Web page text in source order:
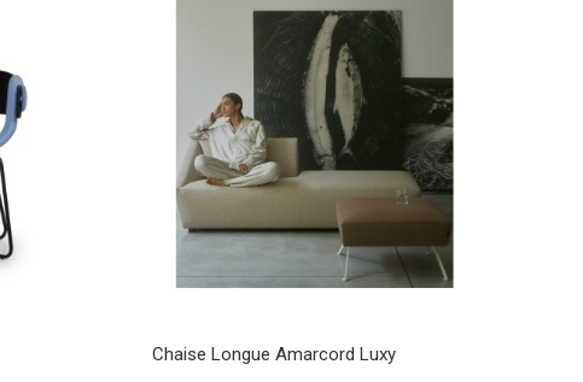
Chaise Longue Amarcord Luxy